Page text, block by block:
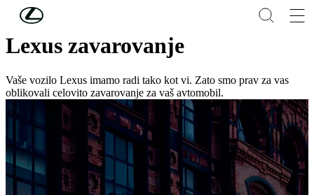
Skip to Main Content
Lexus zavarovanje
Vaše vozilo Lexus imamo radi tako kot vi. Zato smo prav za vas
oblikovali celovito zavarovanje za vaš avtomobil.